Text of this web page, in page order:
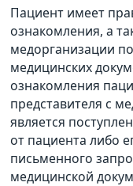
Пациент имеет
ознакомления, а
медорганизации
медицинских
ознакомления
представителя с
является
от пациента либо
письменного
медицинской